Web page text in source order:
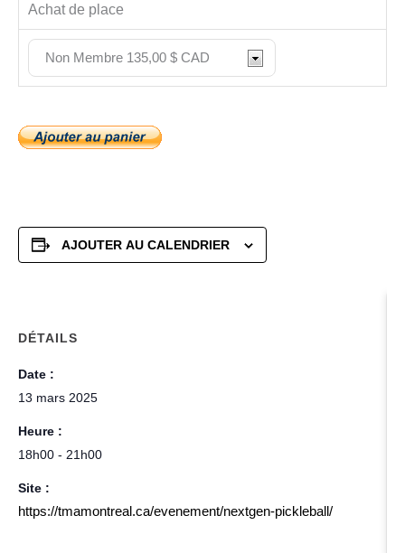
Achat de place
AJOUTER AU CALENDRIER
DÉTAILS
Date :
13 mars 2025
Heure :
18h00 - 21h00
Site :
https://tmamontreal.ca/evenement/nextgen-pickleball/